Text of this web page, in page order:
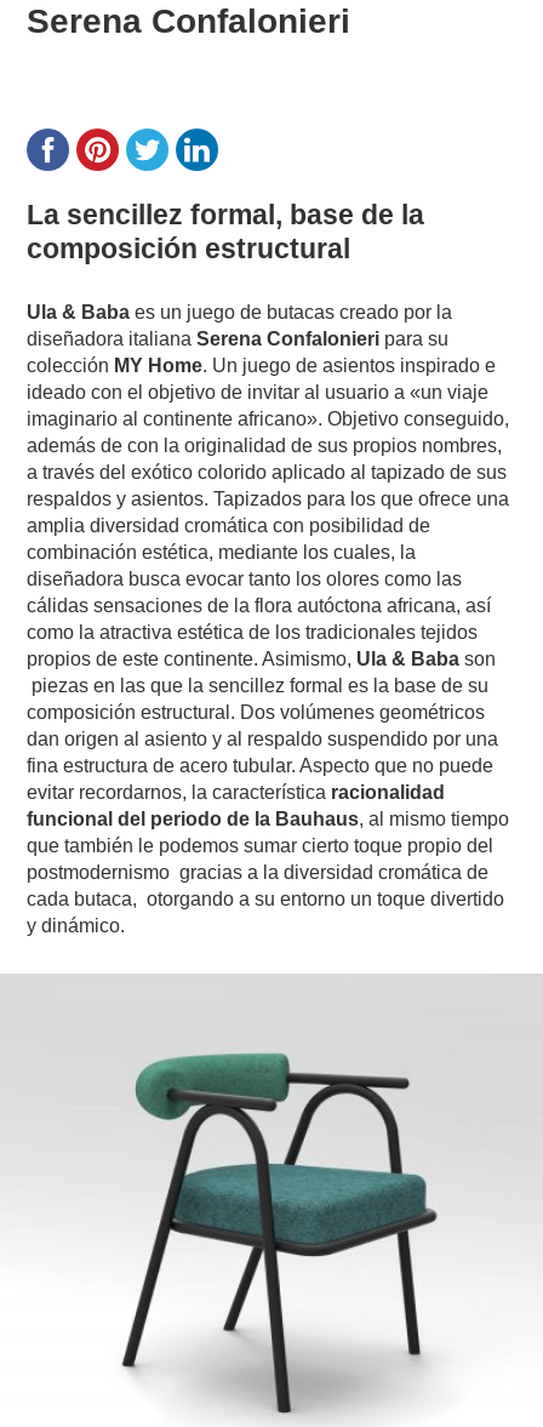
Serena Confalonieri
La sencillez formal, base de la
composición estructural
Ula & Baba es un juego de butacas creado por la
diseñadora italianaSerena Confalonieri para su
colección MY Home. Un juego de asientos inspirado e
ideado con el objetivo de invitar al usuario a «un viaje
imaginario al continente africano». Objetivo conseguido,
además de con la originalidad de sus propios nombres,
a través del exótico colorido aplicado al tapizado de sus
respaldos y asientos. Tapizados para los que ofrece una
amplia diversidad cromática con posibilidad de
combinación estética, mediante los cuales, la
diseñadora busca evocar tanto los olores como las
cálidas sensaciones de la flora autóctona africana, así
como la atractiva estética de los tradicionales tejidos
propios de este continente. Asimismo, Ula & Baba son
piezas en las que la sencillez formal es la base de su
composición estructural. Dos volúmenes geométricos
dan origen al asiento y al respaldo suspendido por una
fina estructura de acero tubular. Aspecto que no puede
evitar recordarnos, la característica racionalidad
funcional del periodo de la Bauhaus, al mismo tiempo
que también le podemos sumar cierto toque propio del
postmodernismo gracias a la diversidad cromática de
cada butaca, otorgando a su entorno un toque divertido
y dinámico.